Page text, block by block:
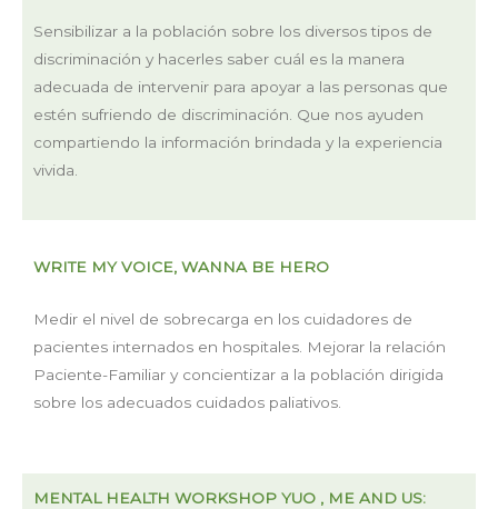
Sensibilizar a la población sobre los diversos tipos de
discriminación y hacerles saber cuál es la manera
adecuada de intervenir para apoyar a las personas que
estén sufriendo de discriminación. Que nos ayuden
compartiendo la información brindada y la experiencia
vivida.
WRITE MY VOICE, WANNA BE HERO
Medir el nivel de sobrecarga en los cuidadores de
pacientes internados en hospitales. Mejorar la relación
Paciente-Familiar y concientizar a la población dirigida
sobre los adecuados cuidados paliativos.
MENTAL HEALTH WORKSHOP YUO , ME AND US: